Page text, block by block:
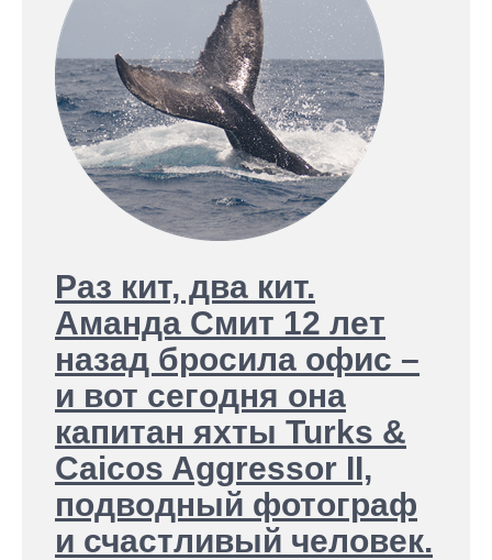
Раз кит, два кит.
Аманда Смит 12 лет
назад бросила офис –
и вот сегодня она
капитан яхты Turks &
Caicos Aggressor II,
подводный фотограф
и счастливый человек.